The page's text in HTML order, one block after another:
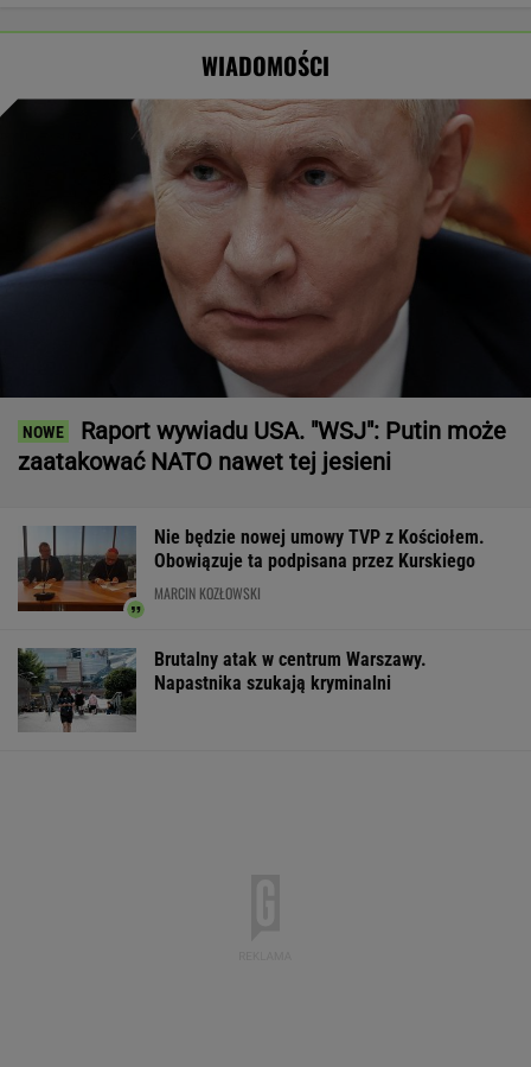
WIADOMOŚCI
Raport wywiadu USA. "WSJ": Putin może
zaatakować NATO nawet tej jesieni
Nie będzie nowej umowy TVP z Kościołem.
Obowiązuje ta podpisana przez Kurskiego
MARCIN KOZŁOWSKI
Brutalny atak w centrum Warszawy.
Napastnika szukają kryminalni